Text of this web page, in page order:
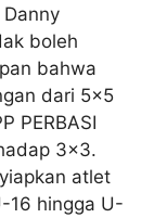
boleh
bahwa
dari 5×5
PERBASI
3×3.
atlet
16 hingga U-